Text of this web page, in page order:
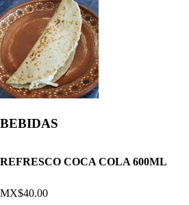
BEBIDAS
REFRESCO COCA COLA 600ML
MX$40.00